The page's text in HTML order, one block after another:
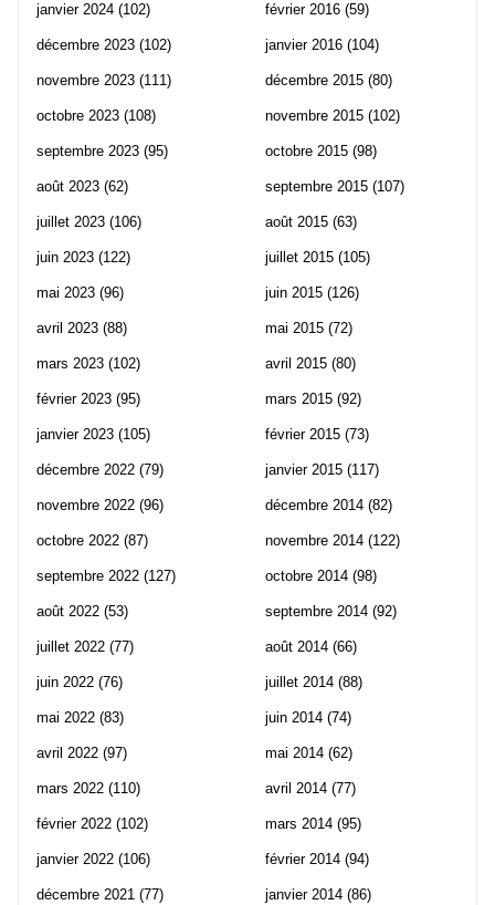
janvier 2024 (102)
décembre 2023 (102)
novembre 2023 (111)
octobre 2023 (108)
septembre 2023 (95)
août 2023 (62)
juillet 2023 (106)
juin 2023 (122)
mai 2023 (96)
avril 2023 (88)
mars 2023 (102)
février 2023 (95)
janvier 2023 (105)
décembre 2022 (79)
novembre 2022 (96)
octobre 2022 (87)
septembre 2022 (127)
août 2022 (53)
juillet 2022 (77)
juin 2022 (76)
mai 2022 (83)
avril 2022 (97)
mars 2022 (110)
février 2022 (102)
janvier 2022 (106)
décembre 2021 (77)
février 2016 (59)
janvier 2016 (104)
décembre 2015 (80)
novembre 2015 (102)
octobre 2015 (98)
septembre 2015 (107)
août 2015 (63)
juillet 2015 (105)
juin 2015 (126)
mai 2015 (72)
avril 2015 (80)
mars 2015 (92)
février 2015 (73)
janvier 2015 (117)
décembre 2014 (82)
novembre 2014 (122)
octobre 2014 (98)
septembre 2014 (92)
août 2014 (66)
juillet 2014 (88)
juin 2014 (74)
mai 2014 (62)
avril 2014 (77)
mars 2014 (95)
février 2014 (94)
janvier 2014 (86)